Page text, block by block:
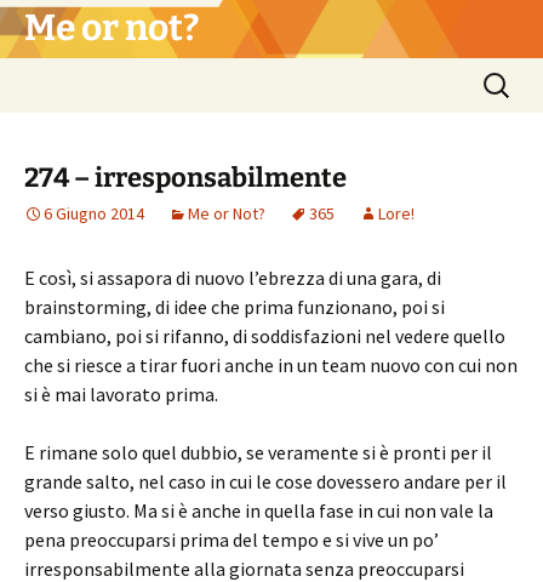
Vai
al Me or not?
Ricerca
per:
274 – irresponsabilmente
6 Giugno 2014 Me or Not? 365 Lore!
E così, si assapora di nuovo l’ebrezza di una gara, di
brainstorming, di idee che prima funzionano, poi si
cambiano, poi si rifanno, di soddisfazioni nel vedere quello
che si riesce a tirar fuori anche in un team nuovo con cui non
si è mai lavorato prima.
E rimane solo quel dubbio, se veramente si è pronti per il
grande salto, nel caso in cui le cose dovessero andare per il
verso giusto. Ma si è anche in quella fase in cui non vale la
pena preoccuparsi prima del tempo e si vive un po’
irresponsabilmente alla giornata senza preoccuparsi